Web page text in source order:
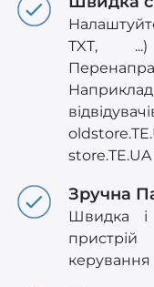
TXT,
Зручна
Швидка і
керування